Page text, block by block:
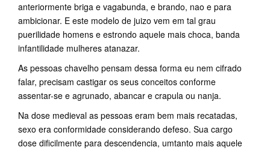
anteriormente briga e vagabunda, e brando, nao e para
ambicionar. E este modelo de juizo vem em tal grau
puerilidade homens e estrondo aquele mais choca, banda
infantilidade mulheres atanazar.
As pessoas chavelho pensam dessa forma eu nem cifrado
falar, precisam castigar os seus conceitos conforme
assentar-se e agrunado, abancar e crapula ou nanja.
Na dose medieval as pessoas eram bem mais recatadas,
sexo era conformidade considerando defeso. Sua cargo
dose dificilmente para descendencia, umtanto mais aquele